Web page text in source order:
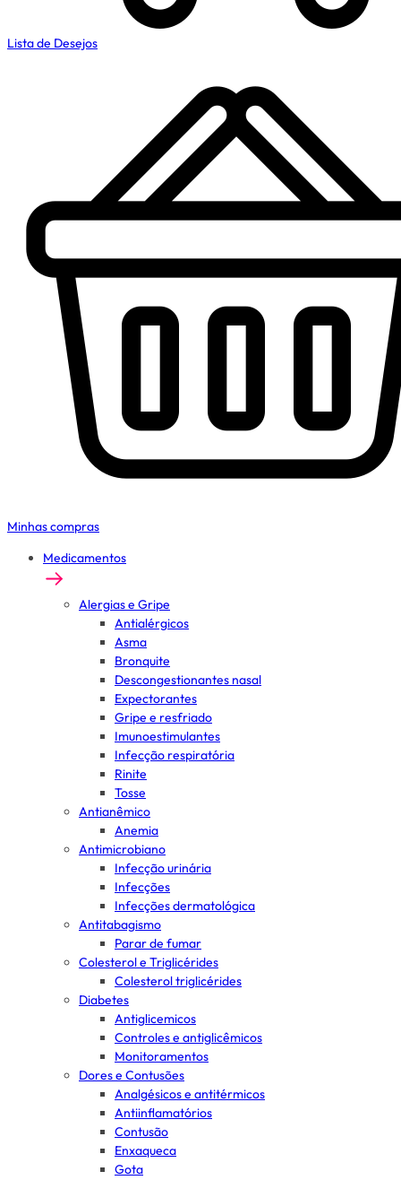
Lista de Desejos
Minhas compras
Medicamentos
Alergias e Gripe
Antialérgicos
Asma
Bronquite
Descongestionantes nasal
Expectorantes
Gripe e resfriado
Imunoestimulantes
Infecção respiratória
Rinite
Tosse
Antianêmico
Anemia
Antimicrobiano
Infecção urinária
Infecções
Infecções dermatológica
Antitabagismo
Parar de fumar
Colesterol e Triglicérides
Colesterol triglicérides
Diabetes
Antiglicemicos
Controles e antiglicêmicos
Monitoramentos
Dores e Contusões
Analgésicos e antitérmicos
Antiinflamatórios
Contusão
Enxaqueca
Gota